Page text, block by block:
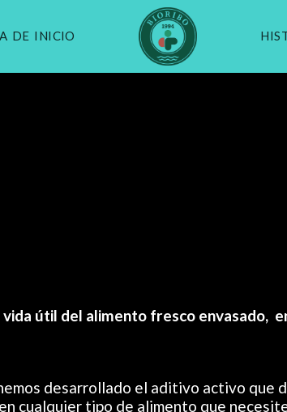
DE INICIO
útil del alimento fresco envasado,
desarrollado el aditivo activo que
cualquier tipo de alimento que